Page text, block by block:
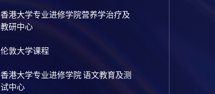
香港大学专业进修学院营养学治疗及
教研中心
伦敦大学课程
香港大学专业进修学院 语文教育及测
试中心